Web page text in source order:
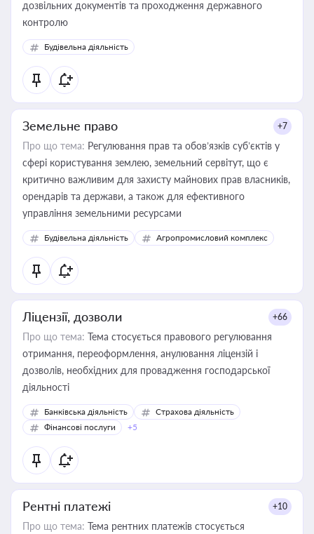
дозвільних документів та проходження державного
контролю
Будівельна діяльність
Земельне право +7
Про що тема: Регулювання прав та обов’язків суб’єктів у
сфері користування землею, земельний сервітут, що є
критично важливим для захисту майнових прав власників,
орендарів та держави, а також для ефективного
управління земельними ресурсами
Будівельна діяльність Агропромисловий комплекс
Ліцензії, дозволи +66
Про що тема: Тема стосується правового регулювання
отримання, переоформлення, анулювання ліцензій і
дозволів, необхідних для провадження господарської
діяльності
Банківська діяльність
Страхова діяльність
Фінансові послуги
+5
Рентні платежі +10
Про що тема: Тема рентних платежів стосується